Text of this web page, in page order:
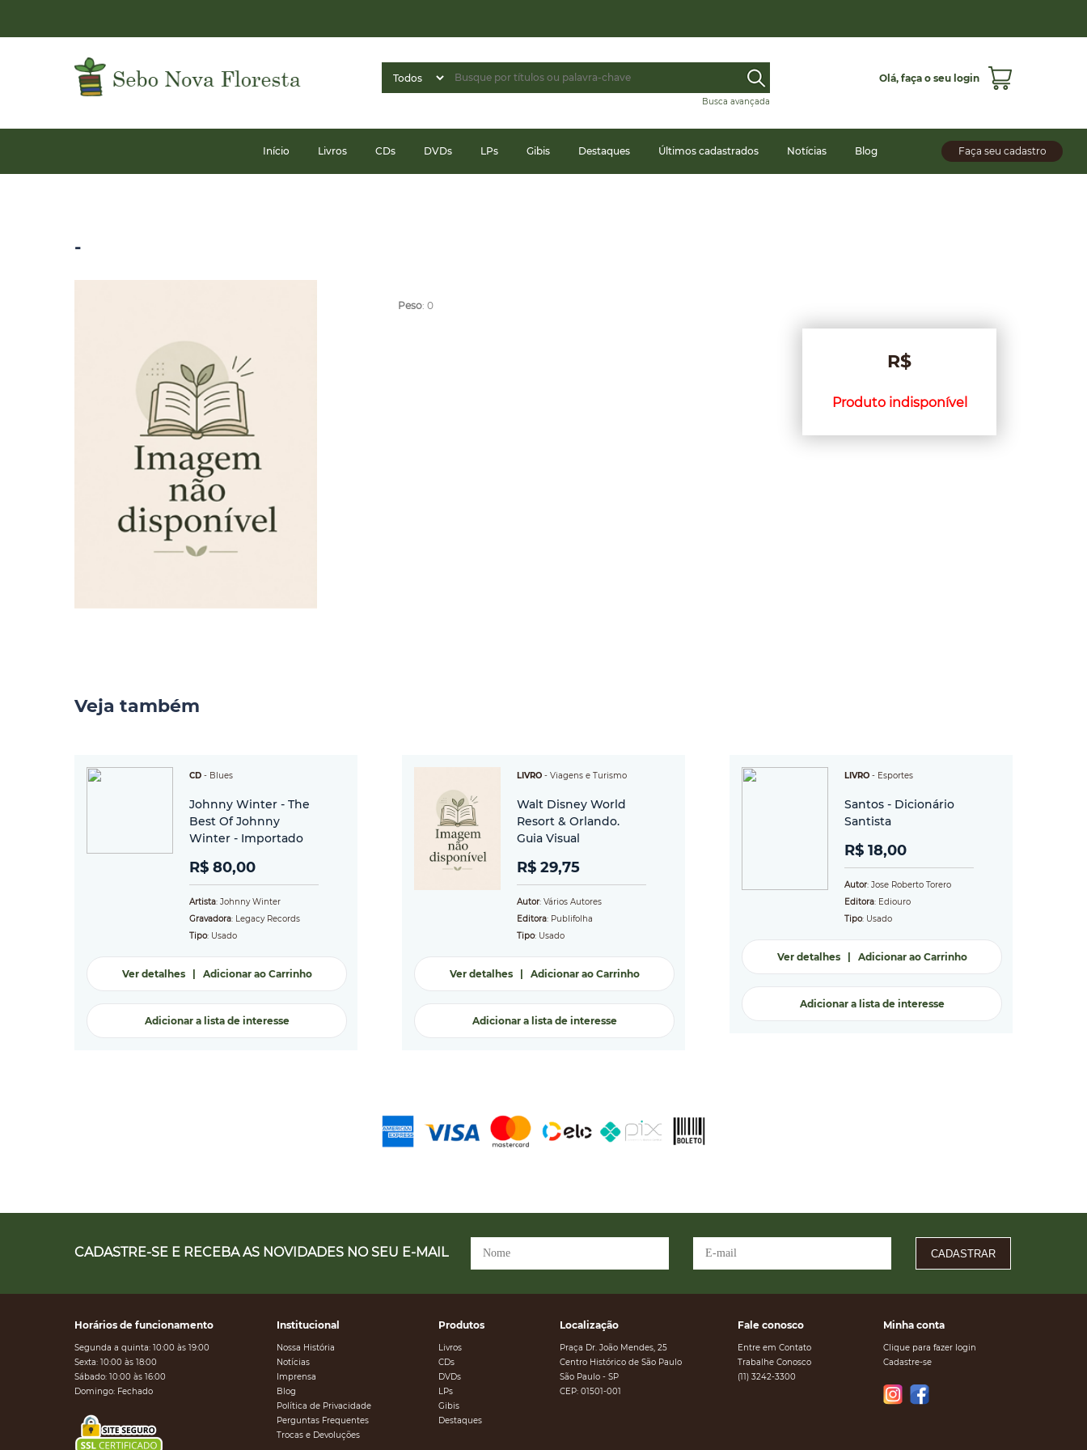
Busca avançada
Olá, faça o seu login
Faça seu cadastro
Início Livros CDs DVDs LPs Gibis Destaques Últimos cadastrados Notícias Blog
-
Peso: 0
R$
Produto indisponível
Veja também
CD - Blues
Johnny Winter - The
Best Of Johnny
Winter - Importado
R$ 80,00
Artista: Johnny Winter
Gravadora: Legacy Records
Tipo: Usado
Ver detalhes| Adicionar ao Carrinho
Adicionar a lista de interesse
LIVRO - Viagens e Turismo
Walt Disney World
Resort & Orlando.
Guia Visual
R$ 29,75
Autor: Vários Autores
Editora: Publifolha
Tipo: Usado
Ver detalhes| Adicionar ao Carrinho
Adicionar a lista de interesse
LIVRO - Esportes
Santos - Dicionário
Santista
R$ 18,00
Autor: Jose Roberto Torero
Editora: Ediouro
Tipo: Usado
Ver detalhes| Adicionar ao Carrinho
Adicionar a lista de interesse
CADASTRE-SE E RECEBA AS NOVIDADES NO SEU E-MAIL CADASTRAR
Horários de funcionamento
Segunda a quinta: 10:00 às 19:00
Sexta: 10:00 às 18:00
Sábado: 10:00 às 16:00
Domingo: Fechado
Institucional
Nossa História
Notícias
Imprensa
Blog
Política de Privacidade
Perguntas Frequentes
Trocas e Devoluções
Produtos
Livros
CDs
DVDs
LPs
Gibis
Destaques
Localização
Praça Dr. João Mendes, 25
Centro Histórico de São Paulo
São Paulo - SP
CEP: 01501-001
Fale conosco
Entre em Contato
Trabalhe Conosco
(11) 3242-3300
Minha conta
Clique para fazer login
Cadastre-se